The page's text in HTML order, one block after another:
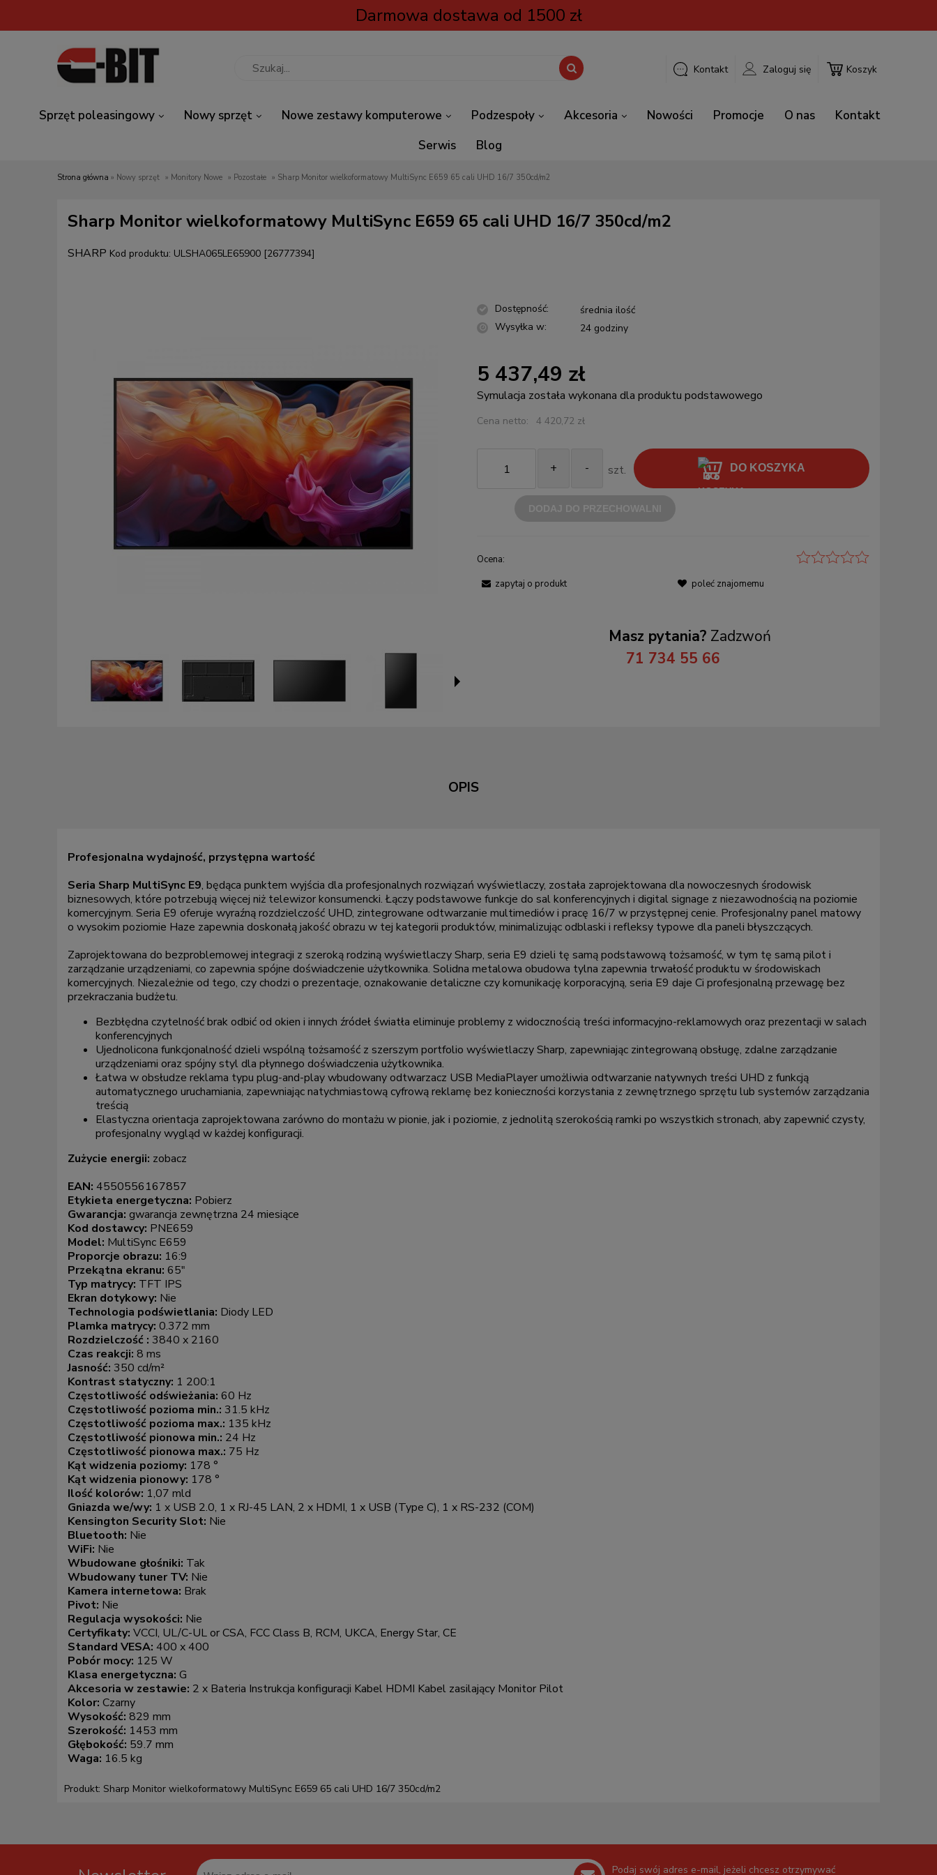
Darmowa dostawa od 1500 zł
Koszyk
Kontakt Zaloguj się
Sprzęt poleasingowy Nowy sprzęt Nowe zestawy komputerowe Podzespoły Akcesoria Nowości Promocje O nas
Kontakt
Serwis
Blog
Strona główna » Nowy sprzęt » Monitory Nowe » Pozostałe » Sharp Monitor wielkoformatowy MultiSync E659 65 cali UHD 16/7 350cd/m2
Sharp Monitor wielkoformatowy MultiSync E659 65 cali UHD 16/7 350cd/m2
SHARP Kod produktu: ULSHA065LE65900 [26777394]
Dostępność:
średnia ilość
Wysyłka w:
24 godziny
5 437,49 zł
Symulacja została wykonana dla produktu podstawowego
Cena netto: 4 420,72 zł
+ - szt. DO KOSZYKA
Ocena:
zapytaj o produkt
poleć znajomemu
Masz pytania? Zadzwoń
71 734 55 66
OPIS
Profesjonalna wydajność, przystępna wartość
Seria Sharp MultiSync E9, będąca punktem wyjścia dla profesjonalnych rozwiązań wyświetlaczy, została zaprojektowana dla nowoczesnych środowisk
biznesowych, które potrzebują więcej niż telewizor konsumencki. Łączy podstawowe funkcje do sal konferencyjnych i digital signage z niezawodnością na poziomie
komercyjnym. Seria E9 oferuje wyraźną rozdzielczość UHD, zintegrowane odtwarzanie multimediów i pracę 16/7 w przystępnej cenie. Profesjonalny panel matowy
o wysokim poziomie Haze zapewnia doskonałą jakość obrazu w tej kategorii produktów, minimalizując odblaski i refleksy typowe dla paneli błyszczących.
Zaprojektowana do bezproblemowej integracji z szeroką rodziną wyświetlaczy Sharp, seria E9 dzieli tę samą podstawową tożsamość, w tym tę samą pilot i
zarządzanie urządzeniami, co zapewnia spójne doświadczenie użytkownika. Solidna metalowa obudowa tylna zapewnia trwałość produktu w środowiskach
komercyjnych. Niezależnie od tego, czy chodzi o prezentacje, oznakowanie detaliczne czy komunikację korporacyjną, seria E9 daje Ci profesjonalną przewagę bez
przekraczania budżetu.
Bezbłędna czytelność brak odbić od okien i innych źródeł światła eliminuje problemy z widocznością treści informacyjno-reklamowych oraz prezentacji w salach
konferencyjnych
Ujednolicona funkcjonalność dzieli wspólną tożsamość z szerszym portfolio wyświetlaczy Sharp, zapewniając zintegrowaną obsługę, zdalne zarządzanie
urządzeniami oraz spójny styl dla płynnego doświadczenia użytkownika.
Łatwa w obsłudze reklama typu plug-and-play wbudowany odtwarzacz USB MediaPlayer umożliwia odtwarzanie natywnych treści UHD z funkcją
automatycznego uruchamiania, zapewniając natychmiastową cyfrową reklamę bez konieczności korzystania z zewnętrznego sprzętu lub systemów zarządzania
treścią
Elastyczna orientacja zaprojektowana zarówno do montażu w pionie, jak i poziomie, z jednolitą szerokością ramki po wszystkich stronach, aby zapewnić czysty,
profesjonalny wygląd w każdej konfiguracji.
Zużycie energii: zobacz
EAN: 4550556167857
Etykieta energetyczna: Pobierz
Gwarancja: gwarancja zewnętrzna 24 miesiące
Kod dostawcy: PNE659
Model: MultiSync E659
Proporcje obrazu: 16:9
Przekątna ekranu: 65"
Typ matrycy: TFT IPS
Ekran dotykowy: Nie
Technologia podświetlania: Diody LED
Plamka matrycy: 0.372 mm
Rozdzielczość : 3840 x 2160
Czas reakcji: 8 ms
Jasność: 350 cd/m²
Kontrast statyczny: 1 200:1
Częstotliwość odświeżania: 60 Hz
Częstotliwość pozioma min.: 31.5 kHz
Częstotliwość pozioma max.: 135 kHz
Częstotliwość pionowa min.: 24 Hz
Częstotliwość pionowa max.: 75 Hz
Kąt widzenia poziomy: 178 °
Kąt widzenia pionowy: 178 °
Ilość kolorów: 1,07 mld
Gniazda we/wy: 1 x USB 2.0, 1 x RJ-45 LAN, 2 x HDMI, 1 x USB (Type C), 1 x RS-232 (COM)
Kensington Security Slot: Nie
Bluetooth: Nie
WiFi: Nie
Wbudowane głośniki: Tak
Wbudowany tuner TV: Nie
Kamera internetowa: Brak
Pivot: Nie
Regulacja wysokości: Nie
Certyfikaty: VCCI, UL/C-UL or CSA, FCC Class B, RCM, UKCA, Energy Star, CE
Standard VESA: 400 x 400
Pobór mocy: 125 W
Klasa energetyczna: G
Akcesoria w zestawie: 2 x Bateria Instrukcja konfiguracji Kabel HDMI Kabel zasilający Monitor Pilot
Kolor: Czarny
Wysokość: 829 mm
Szerokość: 1453 mm
Głębokość: 59.7 mm
Waga: 16.5 kg
Produkt: Sharp Monitor wielkoformatowy MultiSync E659 65 cali UHD 16/7 350cd/m2
Podaj swój adres e-mail, jeżeli chcesz otrzymywać